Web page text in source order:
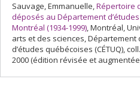
Sauvage, Emmanuelle,Répertoire
déposés au Département
Montréal (1934-1999), Montréal,
arts et des sciences, Département
d’études québécoises (CÉTUQ),
2000 (édition révisée et